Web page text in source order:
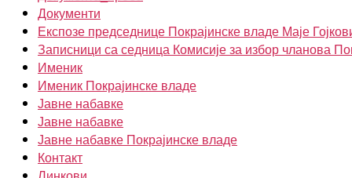
Документи
Експозе председнице Покрајинске владе Маје
Записници са седница Комисије за избор чланова
Именик
Именик Покрајинске владе
Јавне набавке
Јавне набавке
Јавне набавке Покрајинске владе
Контакт